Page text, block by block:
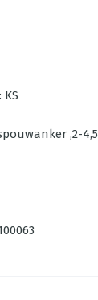
,2-4,5